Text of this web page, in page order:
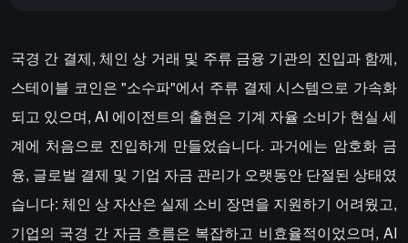
국경 간 결제, 체인 상 거래 및 주류 금융 기관의 진입과 함께,
스테이블 코인은 "소수파"에서 주류 결제 시스템으로 가속화
되고 있으며, AI 에이전트의 출현은 기계 자율 소비가 현실 세
계에 처음으로 진입하게 만들었습니다. 과거에는 암호화 금
융, 글로벌 결제 및 기업 자금 관리가 오랫동안 단절된 상태였
습니다: 체인 상 자산은 실제 소비 장면을 지원하기 어려웠고,
기업의 국경 간 자금 흐름은 복잡하고 비효율적이었으며, AI